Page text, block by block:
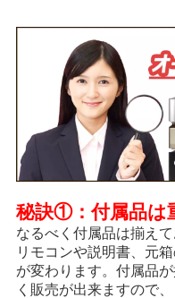
秘訣①：付属品は
なるべく付属品は揃えて
リモコンや説明書、元
が変わります。付属品
く販売が出来ますので